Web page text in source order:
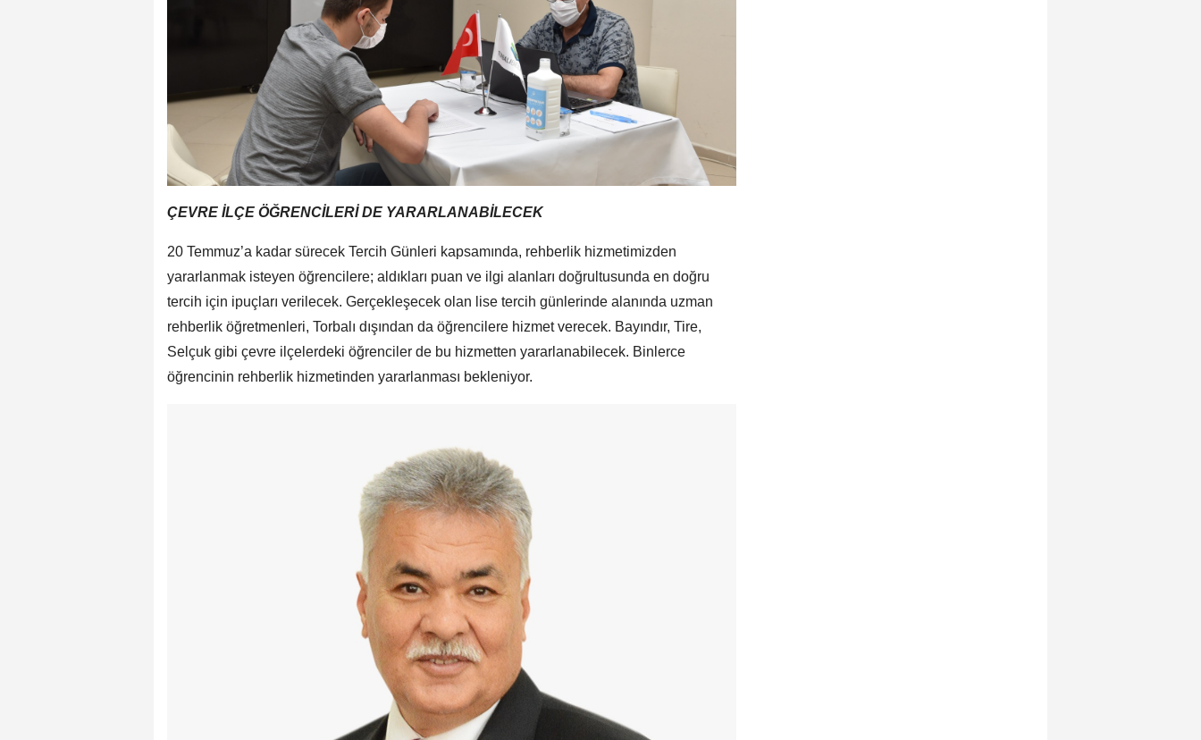
ÇEVRE İLÇE ÖĞRENCİLERİ DE YARARLANABİLECEK
20 Temmuz’a kadar sürecek Tercih Günleri kapsamında, rehberlik hizmetimizden
yararlanmak isteyen öğrencilere; aldıkları puan ve ilgi alanları doğrultusunda en doğru
tercih için ipuçları verilecek. Gerçekleşecek olan lise tercih günlerinde alanında uzman
rehberlik öğretmenleri, Torbalı dışından da öğrencilere hizmet verecek. Bayındır, Tire,
Selçuk gibi çevre ilçelerdeki öğrenciler de bu hizmetten yararlanabilecek. Binlerce
öğrencinin rehberlik hizmetinden yararlanması bekleniyor.